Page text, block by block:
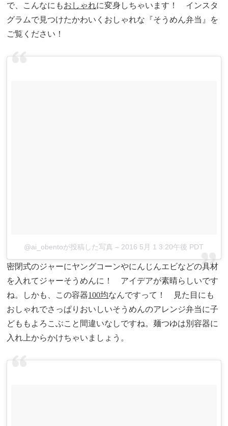
で、こんなにもおしゃれに変身しちゃいます！ インスタ
グラムで見つけたかわいくおしゃれな『そうめん弁当』を
ご覧ください！
@ai_obentoが投稿した写真 – 2016 5月 1 3:20午後 PDT
密閉式のジャーにヤングコーンやにんじんエビなどの具材
を入れてジャーそうめんに！ アイデアが素晴らしいです
ね。しかも、この容器100均なんですって！ 見た目にも
おしゃれでさっぱりおいしいそうめんのアレンジ弁当に子
どももよろこぶこと間違いなしですね。麺つゆは別容器に
入れ上からかけちゃいましょう。